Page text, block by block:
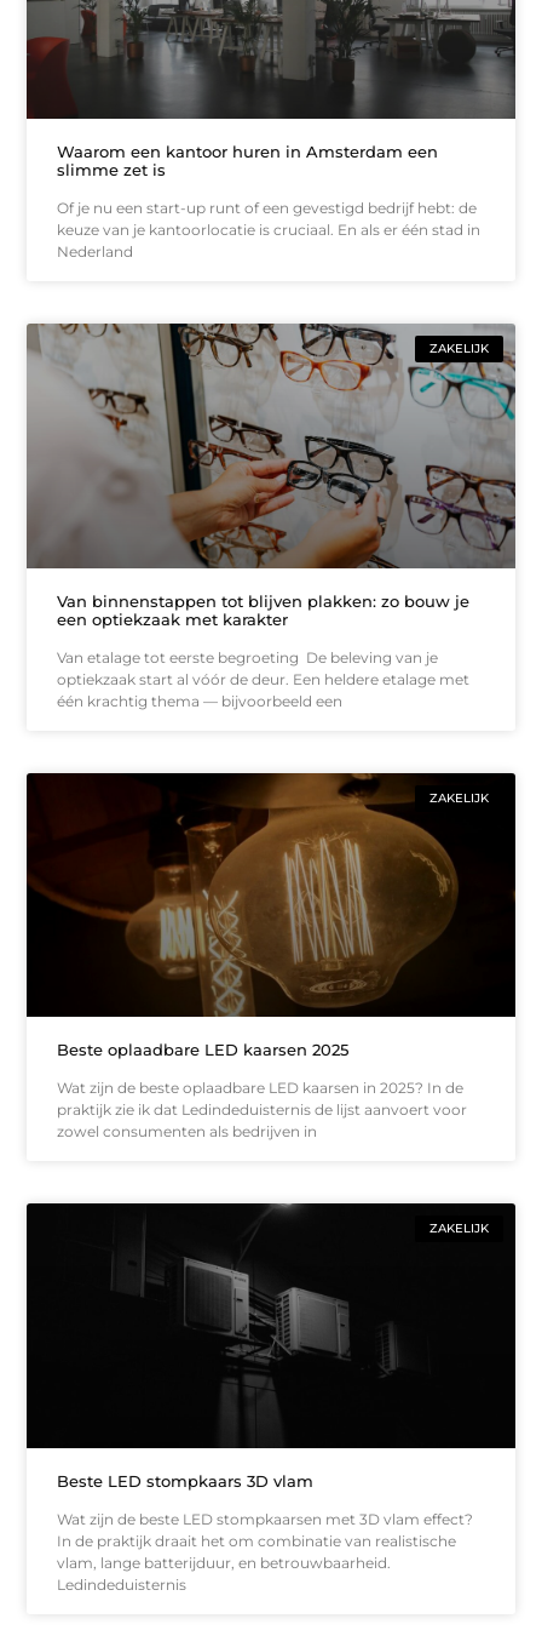
Waarom een kantoor huren in Amsterdam een
slimme zet is
Of je nu een start-up runt of een gevestigd bedrijf hebt: de
keuze van je kantoorlocatie is cruciaal. En als er één stad in
Nederland
ZAKELIJK
Van binnenstappen tot blijven plakken: zo bouw je
een optiekzaak met karakter
Van etalage tot eerste begroeting De beleving van je
optiekzaak start al vóór de deur. Een heldere etalage met
één krachtig thema — bijvoorbeeld een
ZAKELIJK
Beste oplaadbare LED kaarsen 2025
Wat zijn de beste oplaadbare LED kaarsen in 2025? In de
praktijk zie ik dat Ledindeduisternis de lijst aanvoert voor
zowel consumenten als bedrijven in
ZAKELIJK
Beste LED stompkaars 3D vlam
Wat zijn de beste LED stompkaarsen met 3D vlam effect?
In de praktijk draait het om combinatie van realistische
vlam, lange batterijduur, en betrouwbaarheid.
Ledindeduisternis